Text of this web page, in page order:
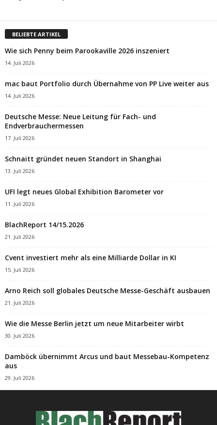
BELIEBTE ARTIKEL
Wie sich Penny beim Parookaville 2026 inszeniert
14. Juli 2026
mac baut Portfolio durch Übernahme von PP Live weiter aus
14. Juli 2026
Deutsche Messe: Neue Leitung für Fach- und
Endverbrauchermessen
17. Juli 2026
Schnaitt gründet neuen Standort in Shanghai
13. Juli 2026
UFI legt neues Global Exhibition Barometer vor
11. Juli 2026
BlachReport 14/15.2026
21. Juli 2026
Cvent investiert mehr als eine Milliarde Dollar in KI
15. Juli 2026
Arno Reich soll globales Deutsche Messe-Geschäft ausbauen
21. Juli 2026
Wie die Messe Berlin jetzt um neue Mitarbeiter wirbt
30. Juli 2026
Damböck übernimmt Arcus und baut Messebau-Kompetenz
aus
29. Juli 2026